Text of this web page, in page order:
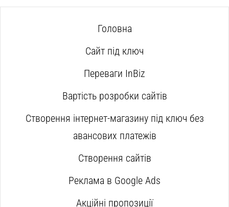
Головна
Сайт під ключ
Переваги InBiz
Вартість розробки сайтів
Створення інтернет-магазину під ключ без
авансових платежів
Створення сайтів
Реклама в Google Ads
Акційні пропозиції